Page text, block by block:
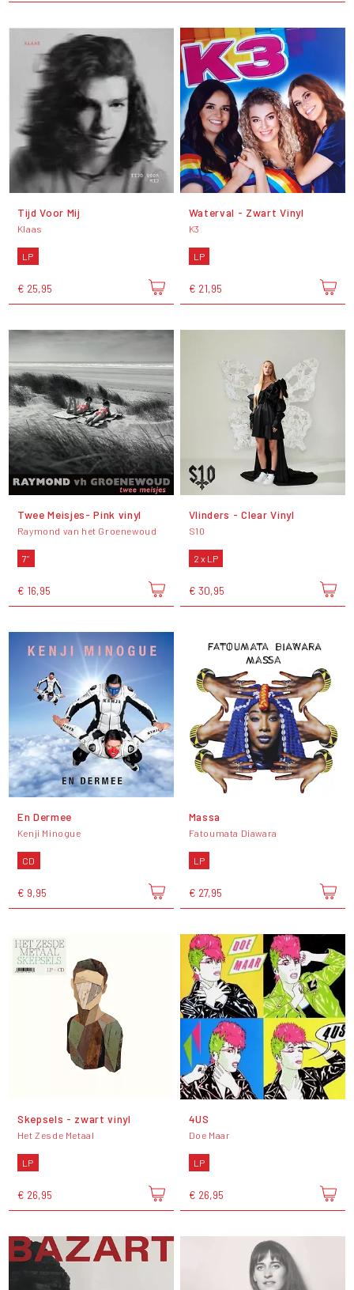
Tijd Voor Mij
Klaas
LP
€ 25,95
Waterval - Zwart Vinyl
K3
LP
€ 21,95
Twee Meisjes- Pink vinyl
Raymond van het Groenewoud
7"
€ 16,95
Vlinders - Clear Vinyl
S10
2 x LP
€ 30,95
En Dermee
Kenji Minogue
CD
€ 9,95
Massa
Fatoumata Diawara
LP
€ 27,95
Skepsels - zwart vinyl
Het Zesde Metaal
LP
€ 26,95
4US
Doe Maar
LP
€ 26,95